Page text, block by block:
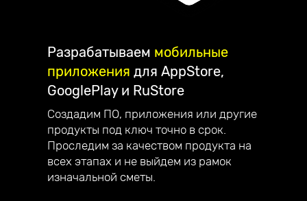
Разрабатываем мобильные
приложения для AppStore,
GooglePlay и RuStore
Создадим ПО, приложения или другие
продукты под ключ точно в срок.
Проследим за качеством продукта на
всех этапах и не выйдем из рамок
изначальной сметы.